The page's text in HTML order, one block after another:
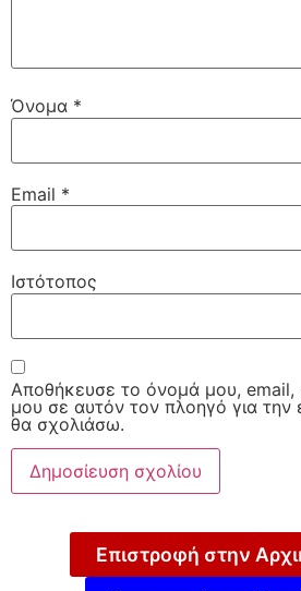
Όνομα *
Email *
Ιστότοπος
Αποθήκευσε το όνομά μου, email,
μου σε αυτόν τον πλοηγό για
θα σχολιάσω.
Επιστροφή στην